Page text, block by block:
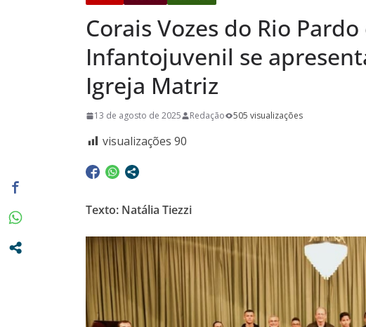
Casa em Rio Pardo
Baú” e Documentário
Corais Vozes do Rio
Infantojuvenil se
Igreja Matriz
13 de agosto de 2025 Redação 505 visualizações
visualizações 90
Texto: Natália Tiezzi